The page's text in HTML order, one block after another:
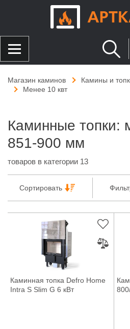
Магазин каминов Камины и
Менее 10 квт
Каминные топки:
851-900 мм
товаров в категории 13
Сортировать
Каминная топка Defro Home
Intra S Slim G 6 кВт